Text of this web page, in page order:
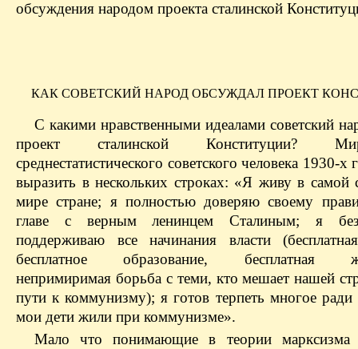
обсуждения народом проекта сталинской
КАК СОВЕТСКИЙ НАРОД ОБСУЖДАЛ ПРОЕКТ
С какими нравственными идеалами советский
проект сталинской Конституции?
среднестатистического советского человека
выразить в нескольких строках: «Я живу в самой
мире стране; я полностью доверяю своему
главе с верным ленинцем Сталиным; я
поддерживаю все начинания власти
бесплатное образование, бесплатная
непримиримая борьба с теми, кто мешает нашей
пути к коммунизму); я готов терпеть многое
мои дети жили при коммунизме».
Мало что понимающие в теории марксизма